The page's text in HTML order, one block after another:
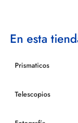
En esta
Prismaticos
Telescopios